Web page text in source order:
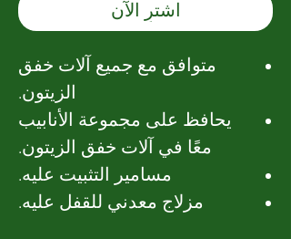
اشترِ الآن
متوافق مع جميع آلات خفق
الزيتون.
يحافظ على مجموعة الأنابيب
معًا في آلات خفق الزيتون.
مسامير التثبيت عليه.
مزلاج معدني للقفل عليه.